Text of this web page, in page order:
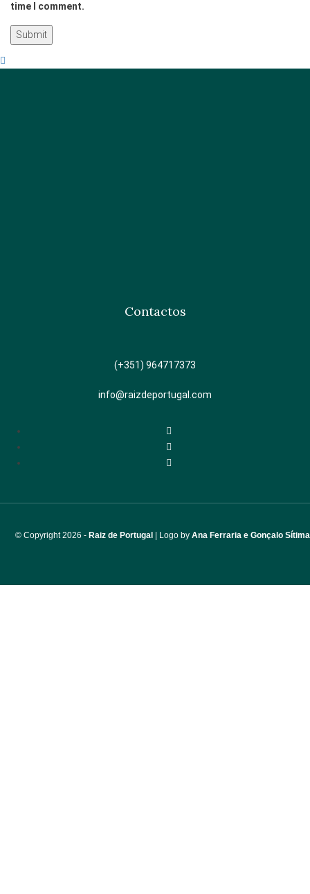
time I comment.
Contactos
(+351) 964717373
info@raizdeportugal.com
© Copyright 2026 - Raiz de Portugal | Logo by Ana Ferraria e Gonçalo Sítima